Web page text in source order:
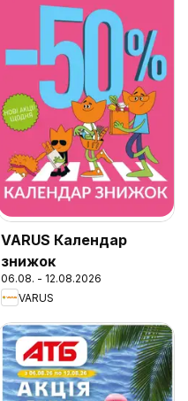
VARUS Календар
знижок
06.08. - 12.08.2026
VARUS